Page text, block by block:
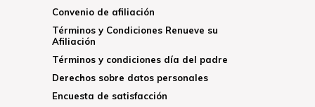
Convenio de afiliación
Términos y Condiciones Renueve su
Afiliación
Términos y condiciones día del padre
Derechos sobre datos personales
Encuesta de satisfacción